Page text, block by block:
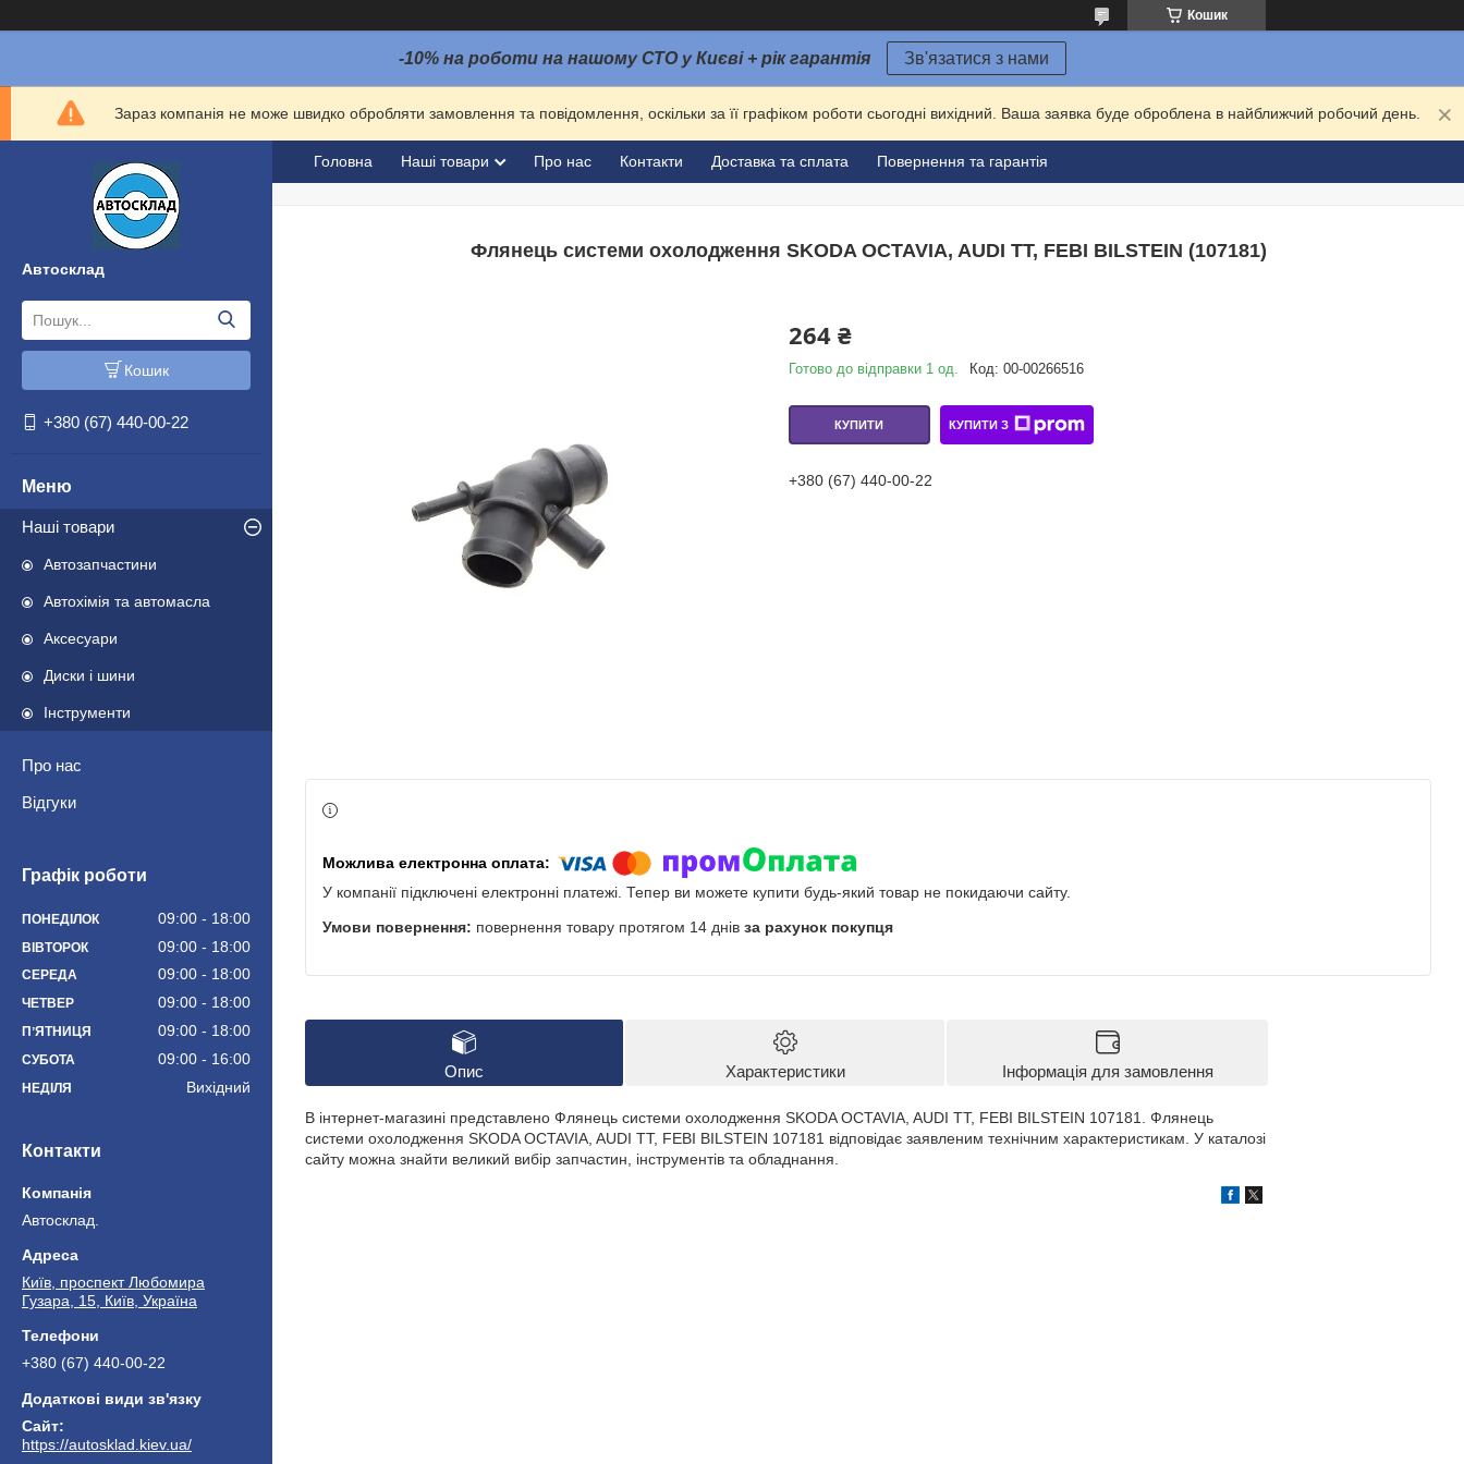
Кошик
-10% на роботи на нашому СТО у Києві + рік гарантія Зв'язатися з нами
Зараз компанія не може швидко обробляти замовлення та повідомлення, оскільки за її графіком роботи сьогодні вихідний. Ваша заявка буде оброблена в найближчий робочий день.
Автосклад
Кошик
+380 (67) 440-00-22
Наші товари
Автозапчастини
Автохімія та автомасла
Аксесуари
Диски і шини
Інструменти
Про нас
Відгуки
Графік роботи
ПОНЕДІЛОК 09:00 18:00
ВІВТОРОК 09:00 18:00
СЕРЕДА 09:00 18:00
ЧЕТВЕР 09:00 18:00
ПʼЯТНИЦЯ 09:00 18:00
СУБОТА 09:00 16:00
НЕДІЛЯ Вихідний
Контакти
Автосклад.
Київ, проспект Любомира
Гузара, 15, Київ, Україна
+380 (67) 440-00-22
https://autosklad.kiev.ua/
Головна Наші товари Про нас Контакти Доставка та сплата Повернення та гарантія
Флянець системи охолодження SKODA OCTAVIA, AUDI TT, FEBI BILSTEIN (107181)
264 ₴
Готово до відправки 1 од. Код: 00-00266516
КУПИТИ КУПИТИ З
+380 (67) 440-00-22
У компанії підключені електронні платежі. Тепер ви можете купити будь-який товар не покидаючи сайту.
повернення товару протягом 14 днів за рахунок покупця
Опис Характеристики Інформація для замовлення
В інтернет-магазині представлено Флянець системи охолодження SKODA OCTAVIA, AUDI TT, FEBI BILSTEIN 107181. Флянець
системи охолодження SKODA OCTAVIA, AUDI TT, FEBI BILSTEIN 107181 відповідає заявленим технічним характеристикам. У каталозі
сайту можна знайти великий вибір запчастин, інструментів та обладнання.